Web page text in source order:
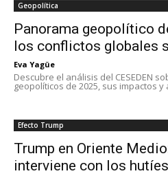
Geopolítica
Panorama geopolítico
los conflictos globales
Eva Yagüe
Descubre el análisis del CESEDEN
geopolíticos de 2025, sus impactos y
Efecto Trump
Trump en Oriente
interviene con los